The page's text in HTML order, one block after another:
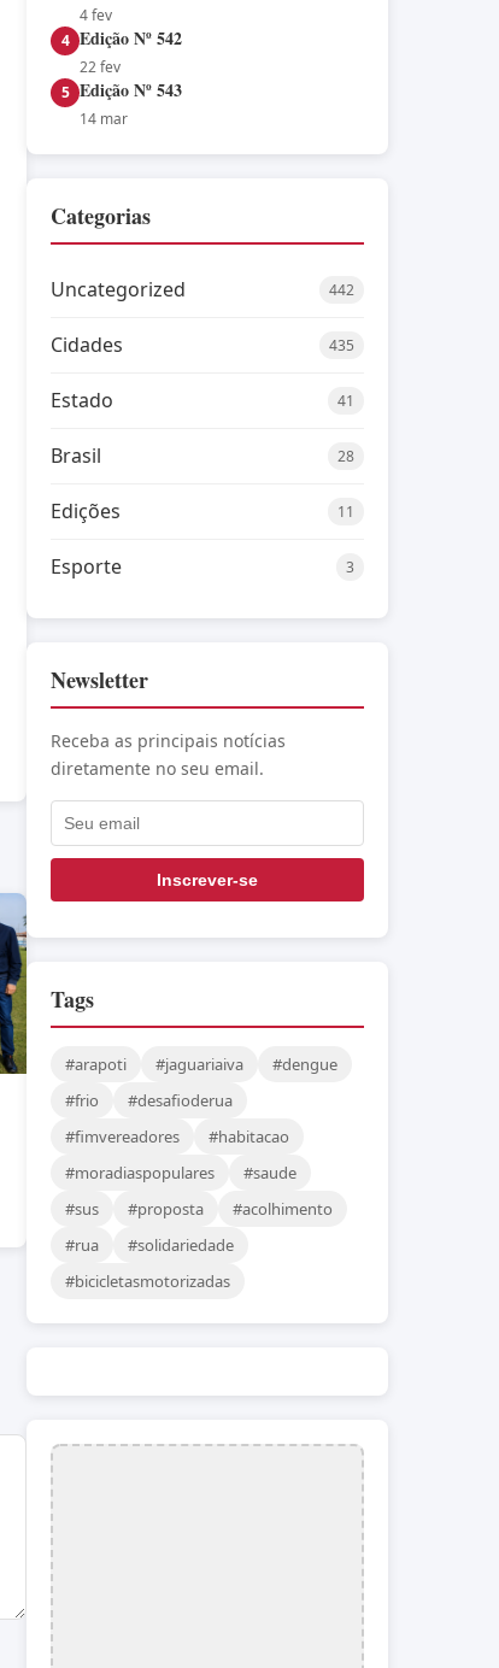
4 fev
4 Edição Nº 542
22 fev
5 Edição Nº 543
14 mar
Categorias
Uncategorized 442
Cidades 435
Estado 41
Brasil 28
Edições 11
Esporte 3
Newsletter
Receba as principais notícias
diretamente no seu email.
Inscrever-se
Tags
#arapoti #jaguariaiva
#dengue
#frio
#desafioderua
#fimvereadores
#habitacao
#moradiaspopulares
#saude
#sus
#proposta
#acolhimento
#rua
#solidariedade
#bicicletasmotorizadas